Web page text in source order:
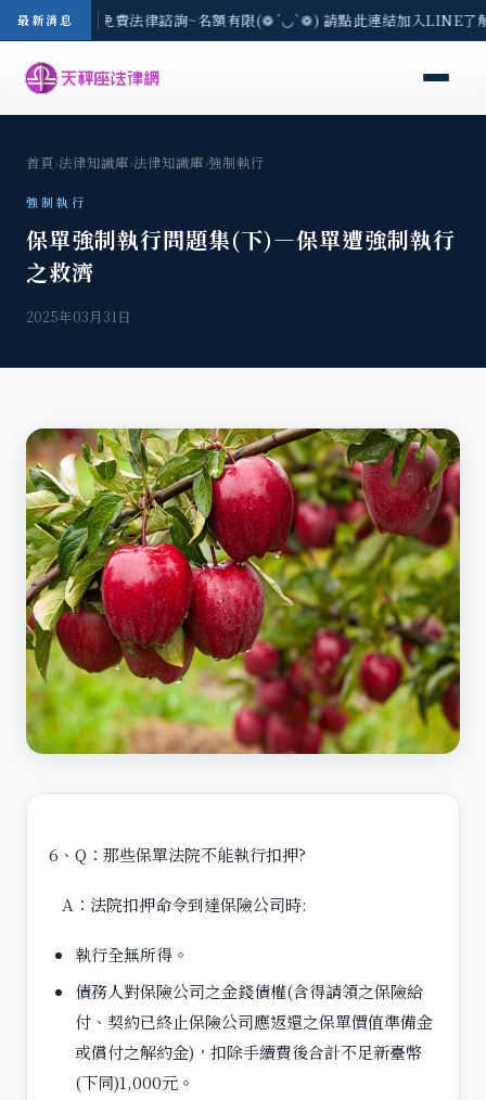
最新消息
-8/3(一) 現場免費法律諮詢~名額有限(❁´◡`❁) 請點此連結加入LINE
首頁›法律知識庫›法律知識庫›強制執行
強制執行
保單強制執行問題集(下)—保單遭強制執行
之救濟
2025年03月31日
6、Q：那些保單法院不能執行扣押?
A：法院扣押命令到達保險公司時:
執行全無所得。
債務人對保險公司之金錢債權(含得請領之保險給
付、契約已終止保險公司應返還之保單價值準備金
或償付之解約金)，扣除手續費後合計不足新臺幣
(下同)1,000元。